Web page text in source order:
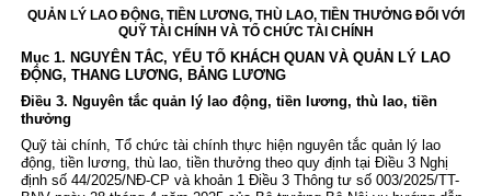
QUẢN LÝ LAO ĐỘNG, TIỀN LƯƠNG, THÙ LAO, TIỀN THƯỞNG ĐỐI VỚI
QUỸ TÀI CHÍNH VÀ TỔ CHỨC TÀI CHÍNH
Mục 1. NGUYÊN TẮC, YẾU TỐ KHÁCH QUAN VÀ QUẢN LÝ LAO
ĐỘNG, THANG LƯƠNG, BẢNG LƯƠNG
Điều 3. Nguyên tắc quản lý lao động, tiền lương, thù lao, tiền
thưởng
Quỹ tài chính, Tổ chức tài chính thực hiện nguyên tắc quản lý lao
động, tiền lương, thù lao, tiền thưởng theo quy định tạiĐiều 3 Nghị
định số 44/2025/NĐ-CP và khoản 1 Điều 3 Thông tư số 003/2025/TT-